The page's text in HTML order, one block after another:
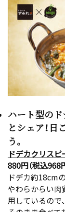
ハート型の
とシェア！
う。
ドデカクリスピ
880円（税込968
ドデカ約18cm
やわらからい肉
用しているので